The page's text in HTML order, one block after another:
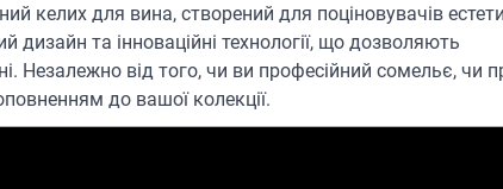
келих для вина, створений для поціновувачів
дизайн та інноваційні технології, що дозволяють
від того, чи ви професійний сомельє, чи
до вашої колекції.